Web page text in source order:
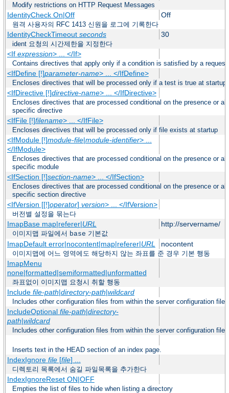
Modify restrictions on HTTP Request Messages
IdentityCheck On|Off Off
원격 사용자의 RFC 1413 신원을 로그에 기록한다
IdentityCheckTimeout seconds 30
ident 요청의 시간제한을 지정한다
<If expression> ... </If>
Contains directives that apply only if a condition is satisfied by a
<IfDefine [!]parameter-name> ... </IfDefine>
Encloses directives that will be processed only if a test is true at startup
<IfDirective [!]directive-name> ... </IfDirective>
Encloses directives that are processed conditional on the presence or
specific directive
<IfFile [!]filename> ... </IfFile>
Encloses directives that will be processed only if file exists at startup
<IfModule [!]module-file|module-identifier> ...
</IfModule>
Encloses directives that are processed conditional on the presence or
specific module
<IfSection [!]section-name> ... </IfSection>
Encloses directives that are processed conditional on the presence or
specific section directive
<IfVersion [[!]operator] version> ... </IfVersion>
버전별 설정을 묶는다
ImapBase map|referer|URL http://servername/
이미지맵 파일에서 base 기본값
ImapDefault error|nocontent|map|referer|URL nocontent
이미지맵에 어느 영역에도 해당하지 않는 좌표를 준 경우 기본 행동
ImapMenu
none|formatted|semiformatted|unformatted
좌표없이 이미지맵 요청시 취할 행동
Include file-path|directory-path|wildcard
Includes other configuration files from within the server configuration files
IncludeOptional file-path|directory-
path|wildcard
Includes other configuration files from within the server configuration files
Inserts text in the HEAD section of an index page.
IndexIgnore file[file] ...
디렉토리 목록에서 숨길 파일목록을 추가한다
IndexIgnoreReset ON|OFF
Empties the list of files to hide when listing a directory